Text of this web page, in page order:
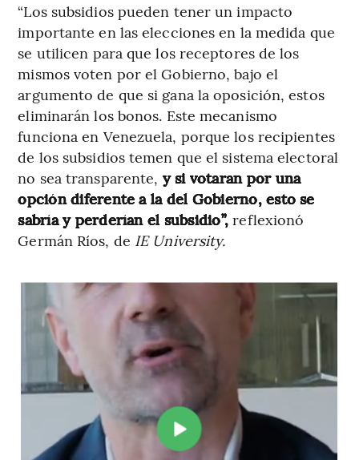
“Los subsidios pueden tener un impacto
importante en las elecciones en la medida que
se utilicen para que los receptores de los
mismos voten por el Gobierno, bajo el
argumento de que si gana la oposición, estos
eliminarán los bonos. Este mecanismo
funciona en Venezuela, porque los recipientes
de los subsidios temen que el sistema electoral
no sea transparente, y si votaran por una
opción diferente a la del Gobierno, esto se
sabría y perderían el subsidio”,reflexionó
Germán Ríos, de IE University.